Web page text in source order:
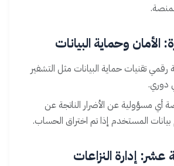
الأمان وحماية البيانات
تقنيات حماية البيانات مثل التشفير
دوري.
أي مسؤولية عن الأضرار الناتجة عن
المستخدم إذا تم اختراق الحساب.
عشر: إدارة النزاعات